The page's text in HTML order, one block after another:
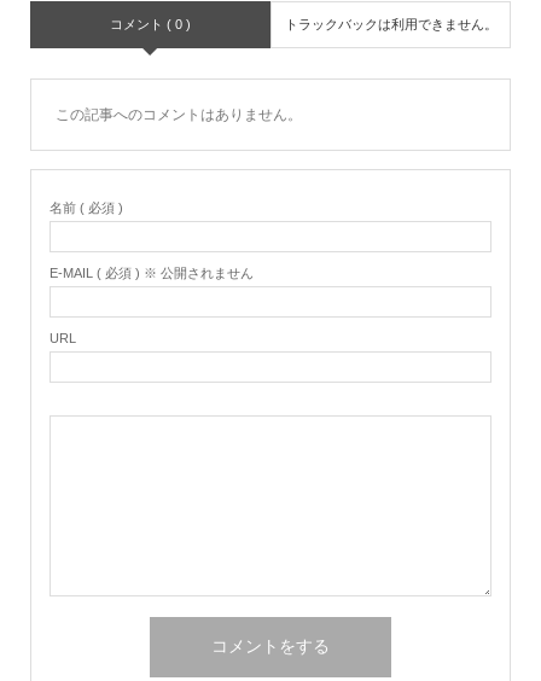
コメント ( 0 ) トラックバックは利用できません。
この記事へのコメントはありません。
名前 ( 必須 )
E-MAIL ( 必須 ) ※ 公開されません
URL